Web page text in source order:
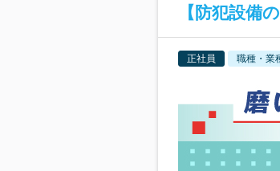
【防犯設備
正社員 職種・業